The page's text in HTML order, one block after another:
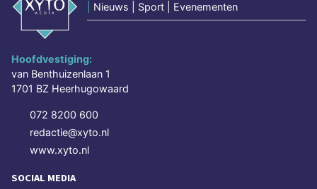
Nieuws | Sport | Evenementen
Hoofdvestiging:
van Benthuizenlaan 1
1701 BZ Heerhugowaard
072 8200 600
redactie@xyto.nl
www.xyto.nl
SOCIAL MEDIA